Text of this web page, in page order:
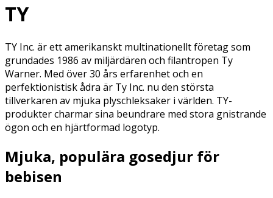
TY
TY Inc. är ett amerikanskt multinationellt företag som
grundades 1986 av miljärdären och filantropen Ty
Warner. Med över 30 års erfarenhet och en
perfektionistisk ådra är Ty Inc. nu den största
tillverkaren av mjuka plyschleksaker i världen. TY-
produkter charmar sina beundrare med stora gnistrande
ögon och en hjärtformad logotyp.
Mjuka, populära gosedjur för
bebisen